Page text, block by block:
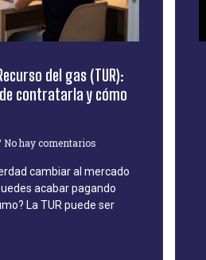
del gas (TUR):
contratarla y cómo
No hay comentarios
cambiar al mercado
acabar pagando
La TUR puede ser